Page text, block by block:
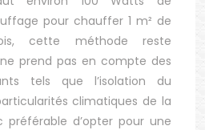
pour chauffer 1 m² de
cette méthode reste
prend pas en compte des
tels que l’isolation du
climatiques de la
préférable d’opter pour une